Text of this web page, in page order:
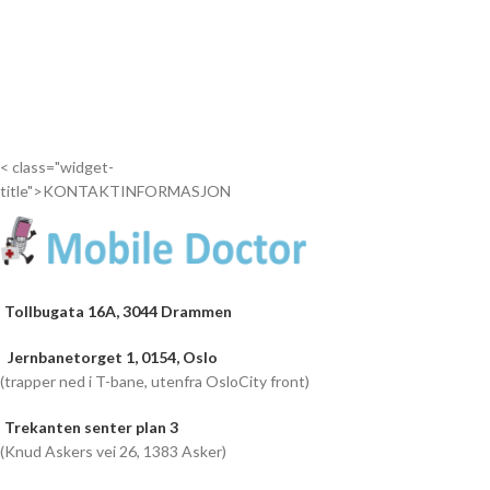
< class="widget-
title">KONTAKTINFORMASJON
Tollbugata 16A, 3044 Drammen
Jernbanetorget 1, 0154, Oslo
(trapper ned i T-bane, utenfra OsloCity front)
Trekanten senter plan 3
(Knud Askers vei 26, 1383 Asker)